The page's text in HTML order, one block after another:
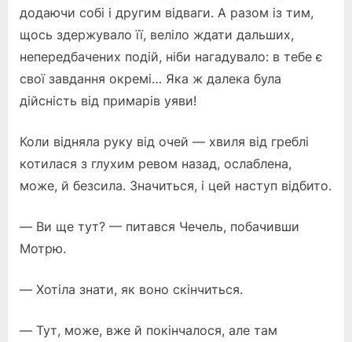
додаючи собі і другим відваги. А разом із тим,
щось здержувало її, веліло ждати дальших,
непередбачених подій, ніби нагадувало: в тебе є
свої завдання окремі… Яка ж далека була
дійсність від примарів уяви!
Коли відняла руку від очей — хвиля від греблі
котилася з глухим ревом назад, ослаблена,
може, й безсила. Значиться, і цей наступ відбито.
— Ви ще тут? — питався Чечель, побачивши
Мотрю.
— Хотіла знати, як воно скінчиться.
— Тут, може, вже й покінчалося, але там